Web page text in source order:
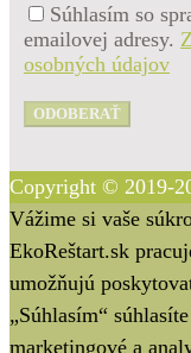
Súhlasím so
emailovej adresy.
osobných údajov
ODOBERAŤ
Copyright © 2019-
Vážime si vaše
EkoReštart.sk
umožňujú
„Súhlasím“
marketingové a